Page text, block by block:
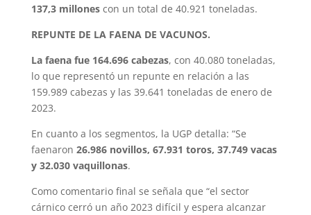
137,3 millonescon un total de 40.921 toneladas.
REPUNTE DE LA FAENA DE VACUNOS.
La faena fue 164.696 cabezas, con 40.080 toneladas,
lo que representó un repunte en relación a las
159.989 cabezas y las 39.641 toneladas de enero de
2023.
En cuanto a los segmentos, la UGP detalla: “Se
faenaron 26.986 novillos, 67.931 toros, 37.749 vacas
y 32.030 vaquillonas.
Como comentario final se señala que “el sector
cárnico cerró un año 2023 difícil y espera alcanzar